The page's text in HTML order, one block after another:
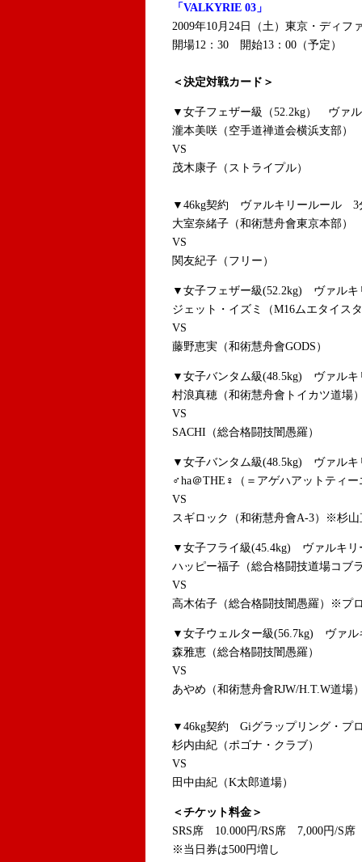
「VALKYRIE 03」
2009年10月24日（土）東京・ディフ
開場12：30 開始13：00（予定）
＜決定対戦カード＞
▼女子フェザー級（52.2kg） ヴァ
瀧本美咲（空手道禅道会横浜支部）
VS
茂木康子（ストライプル）
▼46kg契約 ヴァルキリールール 3
大室奈緒子（和術慧舟會東京本部）
VS
関友紀子（フリー）
▼女子フェザー級(52.2kg) ヴァル
ジェット・イズミ（M16ムエタイス
VS
藤野恵実（和術慧舟會GODS）
▼女子バンタム級(48.5kg) ヴァル
村浪真穂（和術慧舟會トイカツ道場
VS
SACHI（総合格闘技闇愚羅）
▼女子バンタム級(48.5kg) ヴァル
♂ha＠THE♀（＝アゲハアットティ
VS
スギロック（和術慧舟會A-3）※杉
▼女子フライ級(45.4kg) ヴァルキ
ハッピー福子（総合格闘技道場コブ
VS
高木佑子（総合格闘技闇愚羅）※プ
▼女子ウェルター級(56.7kg) ヴァ
森雅恵（総合格闘技闇愚羅）
VS
あやめ（和術慧舟會RJW/H.T.W道
▼46kg契約 Giグラップリング・プ
杉内由紀（ポゴナ・クラブ）
VS
田中由紀（K太郎道場）
＜チケット料金＞
SRS席 10.000円/RS席 7,000円/S
※当日券は500円増し